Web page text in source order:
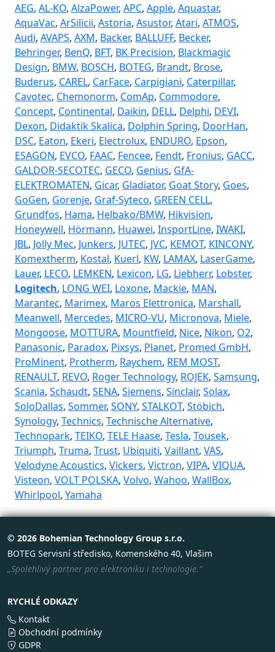
AEG, AL-KO, AlzaPower, APC, Apple, Aquastar,
AquaVac, ArSilicii, Astoria, Asustor, Atari, ATMOS,
Audi, AVAPS, AXM, Backer, BALLUFF, Becker,
Behringer, BenQ, BFT, BK Precision, Blackmagic
Design, BMW, BOSCH, BOTEG, Brandt, Brose,
Buderus, CAREL, CarFace, Carpigiani, Caterpillar,
Cavotec, Chemonorm, ComAp, Commodore,
Concept, Continental, Daikin, DELL, Delphi, DEVI,
Dexon, Didaktik Skalica, Dolphin Spring, DoorHan,
DSC, Eaton, Ekeri, Electrolux, ENDURO, Epson,
ESAGON, EVCO, FAAC, Fencee, Fendt, Fronius, GACC,
GALDOR-SECOTEC, GECO, Genius, GfA-
ELEKTROMATEN, Gicar, Gladiator, Goat Story, Goes,
GoGen, Gorenje, Graf-Syteco, GREEN CELL,
Grundfos, Hama, Helbako/BMW, Hikvision,
Honeywell, Hörmann, Huawei, InsportLine, IWAKI,
JBL, Jolly Mec, Junkers, JUTEC, JVC, KEMOT, KINCONY,
Komextherm, Kostal, Kuerl, KW, LAMAX, LaserGame,
Lauer, LECO, LEMKEN, Lexicon, LG, Liebherr, Lobster,
Logitech, LONG WEI, Loxone, Mackie, MAN,
Marantec, Marimex, Maros Elettronica, Marshall,
Meanwell, Mercedes, MICRO-VU, Micronova, Miele,
Mongoose, MOTTURA, Mountfield, Nice, Nikon, O2,
Panasonic, Paradox, Pixsys, Planet, Promed GmbH,
ProMinent, Protherm, Raychem, REM MOST,
RENAULT, REVO, Roger Technology, ROJEK, Samsung,
Scania, Schaudt, SENA, Siemens, Sinclair, Solax,
SoloDallas, Sommer, SONY, STALKOT, Stöbich,
Synology, Technics, Technische Alternative,
Technopark, TEIKO, TELE Haase, Tesla, Tousek,
Triumph, Truma, Trust, Ubiquiti, Vaillant, VAS,
Velodyne Acoustics, Vickers, Victron, VIPA, VIQUA,
Visteon, VOLT POLSKA, Volvo, Wahoo, WallBox,
Whirlpool, Yamaha
© 2026 Bohemian Technology Group s.r.o.
BOTEG Servisní středisko, Komenského 40, Vlašim
„Spolehlivý partner pro elektroniku i technologie.“
RYCHLÉ ODKAZY
Kontakt
Obchodní podmínky
GDPR